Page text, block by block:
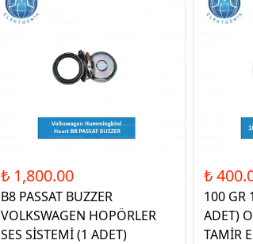
₺ 1,800.00
B8 PASSAT BUZZER
VOLKSWAGEN HOPÖRLER
SES SİSTEMİ (1 ADET)
₺
100 GR
ADET)
TAMİR